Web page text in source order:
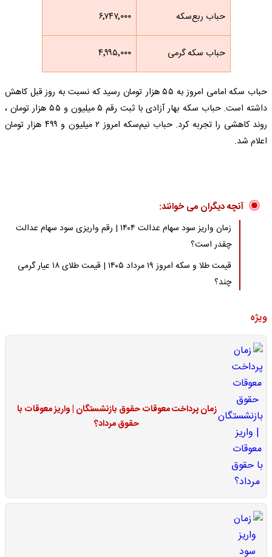
حباب ربع‌سکه ۶٬۷۴۷٬۰۰۰
حباب سکه گرمی ۴٬۹۹۵٬۰۰۰
حباب سکه امامی امروز به ۵۵ هزار تومان رسید که نسبت به روز قبل کاهش
داشته است. حباب سکه بهار آزادی با ثبت رقم ۵ میلیون و ۵۵ هزار تومان ،
روند کاهشی را تجربه کرد. حباب نیم‌سکه امروز ۲ میلیون و ۴۹۹ هزار تومان
اعلام شد.
آنچه دیگران می خوانند:
زمان واریز سود سهام عدالت ۱۴۰۴ | رقم واریزی سود سهام عدالت
چقدر است؟
قیمت طلا و سکه امروز ۱۹ مرداد ۱۴۰۵ | قیمت طلای ۱۸ عیار گرمی
چند؟
ویژه
زمان پرداخت معوقات حقوق بازنشستگان | واریز معوقات با
حقوق مرداد؟